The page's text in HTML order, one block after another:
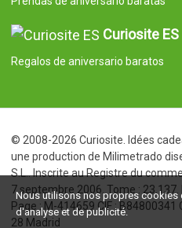
Curiosite ES
Regalos de aniversario baratos
© 2008-2026 Curiosite. Idées
une production de Milimetrado
S.L.. Inscrite au Registre du
7 septembre 2006. Tome : 23.137.
Page : M-414659 CIF :
28 Madrid
Nous utilisons nos propres cookies
d'analyse et de publicité.